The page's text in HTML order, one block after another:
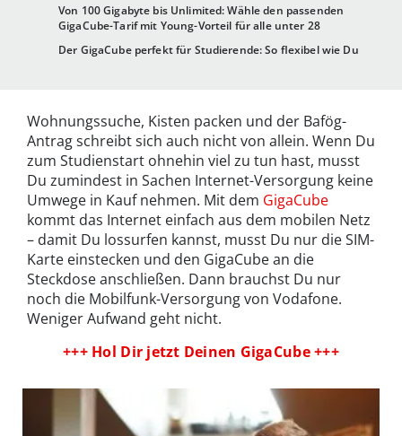
Von 100 Gigabyte bis Unlimited: Wähle den passenden
GigaCube-Tarif mit Young-Vorteil für alle unter 28
Der GigaCube perfekt für Studierende: So flexibel wie Du
Wohnungssuche, Kisten packen und der Bafög-
Antrag schreibt sich auch nicht von allein. Wenn Du
zum Studienstart ohnehin viel zu tun hast, musst
Du zumindest in Sachen Internet-Versorgung keine
Umwege in Kauf nehmen. Mit dem GigaCube
kommt das Internet einfach aus dem mobilen Netz
– damit Du lossurfen kannst, musst Du nur die SIM-
Karte einstecken und den GigaCube an die
Steckdose anschließen. Dann brauchst Du nur
noch die Mobilfunk-Versorgung von Vodafone.
Weniger Aufwand geht nicht.
+++ Hol Dir jetzt Deinen GigaCube +++